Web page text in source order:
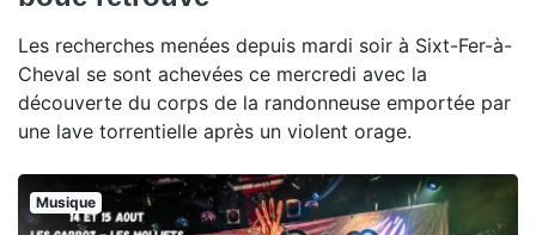
Les recherches menées depuis mardi soir à Sixt-Fer-à-
Cheval se sont achevées ce mercredi avec la
découverte du corps de la randonneuse emportée par
une lave torrentielle après un violent orage.
Musique